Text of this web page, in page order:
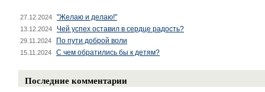
27.12.2024 "Желаю и делаю!"
13.12.2024 Чей успех оставил в сердце радость?
29.11.2024 По пути доброй воли
15.11.2024 С чем обратились бы к детям?
Последние комментарии